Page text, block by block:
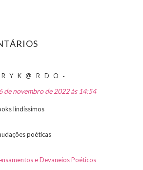
Y K @ R D O -
de novembro de 2022 às 14:54
lindíssimos
poéticas
e Devaneios Poéticos